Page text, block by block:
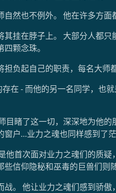
然也不例外。 他在许多方面
挂在脖子上。 大部分人都
颗念珠。
负起自己的职责，每名大师
在 - 而他的另一名同学，也
目睹了这一切，深深地为他
户…业力之魂也同样感到了
他首次面对业力之魂们的质
信仰隐秘和巫毒的巨兽们则
。 他让业力之魂们感到骄